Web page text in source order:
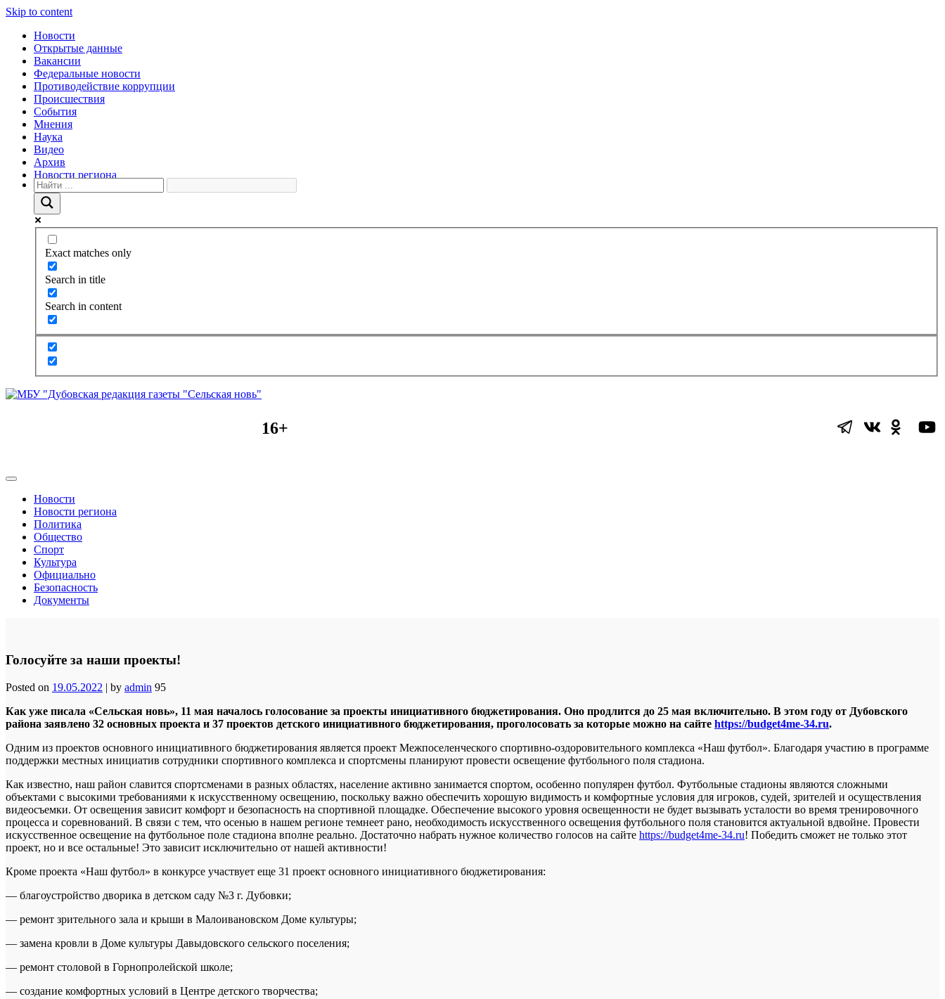
Skip to content
Новости
Открытые данные
Вакансии
Федеральные новости
Противодействие коррупции
Происшествия
События
Мнения
Наука
Видео
Архив
Новости региона
Exact matches only
Search in title
Search in content
16+
Новости
Новости региона
Политика
Общество
Спорт
Культура
Официально
Безопасность
Документы
Голосуйте за наши проекты!
Posted on 19.05.2022 | by admin 95
Как уже писала «Сельская новь», 11 мая началось голосование за проекты инициативного бюджетирования. Оно продлится до 25 мая включительно. В этом году от Дубовского
района заявлено 32 основных проекта и 37 проектов детского инициативного бюджетирования, проголосовать за которые можно на сайте https://budget4me-34.ru.
Одним из проектов основного инициативного бюджетирования является проект Межпоселенческого спортивно-оздоровительного комплекса «Наш футбол». Благодаря участию в программе
поддержки местных инициатив сотрудники спортивного комплекса и спортсмены планируют провести освещение футбольного поля стадиона.
Как известно, наш район славится спортсменами в разных областях, население активно занимается спортом, особенно популярен футбол. Футбольные стадионы являются сложными
объектами с высокими требованиями к искусственному освещению, поскольку важно обеспечить хорошую видимость и комфортные условия для игроков, судей, зрителей и осуществления
видеосъемки. От освещения зависит комфорт и безопасность на спортивной площадке. Обеспечение высокого уровня освещенности не будет вызывать усталости во время тренировочного
процесса и соревнований. В связи с тем, что осенью в нашем регионе темнеет рано, необходимость искусственного освещения футбольного поля становится актуальной вдвойне. Провести
искусственное освещение на футбольное поле стадиона вполне реально. Достаточно набрать нужное количество голосов на сайте https://budget4me-34.ru! Победить сможет не только этот
проект, но и все остальные! Это зависит исключительно от нашей активности!
Кроме проекта «Наш футбол» в конкурсе участвует еще 31 проект основного инициативного бюджетирования:
— благоустройство дворика в детском саду №3 г. Дубовки;
— ремонт зрительного зала и крыши в Малоивановском Доме культуры;
— замена кровли в Доме культуры Давыдовского сельского поселения;
— ремонт столовой в Горнопролейской школе;
— создание комфортных условий в Центре детского творчества;